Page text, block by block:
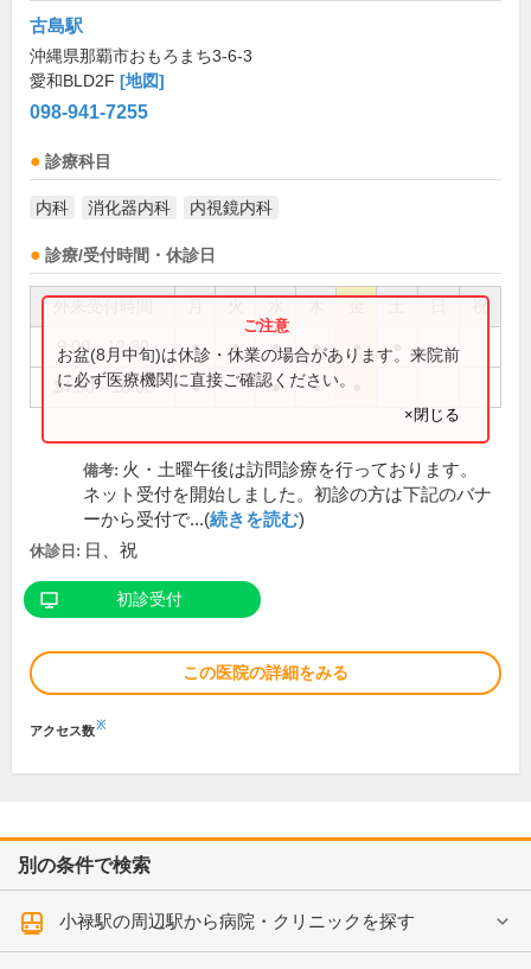
古島駅
沖縄県那覇市おもろまち3-6-3
愛和BLD2F [地図]
098-941-7255
診療科目
内科 消化器内科 内視鏡内科
診療/受付時間・休診日
祝
9:00～12:30 ● ● ● ● ●
14:00～18:00 ● ● ●
お盆(8月中旬)は休診・休業の場合があります。来院前
に必ず医療機関に直接ご確認ください。
×閉じる
備考: 火・土曜午後は訪問診療を行っております。
ネット受付を開始しました。初診の方は下記のバナ
ーから受付で...(続きを読む)
休診日: 日、祝
初診受付
この医院の詳細をみる
アクセス数※
別の条件で検索
小禄駅の周辺駅から病院・クリニックを探す